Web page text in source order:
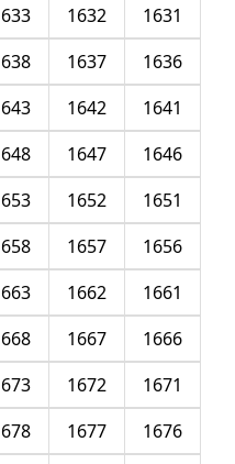
1631
1632
1636
1637
1641
1642
1646
1647
1651
1652
1656
1657
1661
1662
1666
1667
1671
1672
1676
1677